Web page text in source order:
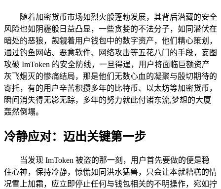
随着加密货币市场如烈火般蓬勃发展，其背后潜藏的安全
风险也如阴霾般日益凸显，一些贪婪的不法分子，如同潜伏在
暗处的恶狼，觊觎着用户钱包中的数字资产，他们精心策划，
通过钓鱼网站、恶意软件、网络攻击等五花八门的手段，妄图
攻破 ImToken 的安全防线，一旦得逞，用户将面临巨额资产
灰飞烟灭的惨痛结局，那是他们无数心血的凝聚与殷切期待的
寄托，有的用户辛苦积攒多年的比特币、以太坊等加密货币，
瞬间消失得无影无踪，多年的努力就此付诸东流,梦想的大厦
轰然倒塌。
冷静应对：迈出关键第一步
当发现 ImToken 被盗的那一刻，用户首先要做的便是稳
住心神，保持冷静，惊慌如同洪水猛兽，只会让本就糟糕的情
况雪上加霜，应立即停止任何与钱包相关的不明操作，宛如拧